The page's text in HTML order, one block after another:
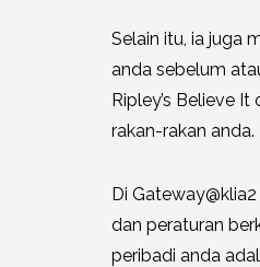
Selain itu, ia juga
anda sebelum
Ripley’s Believe
rakan-rakan anda.
Di
dan peraturan
peribadi anda